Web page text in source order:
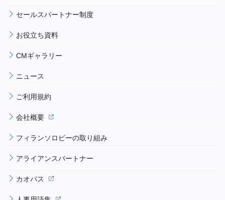
セールスパートナー制度
お役立ち資料
CMギャラリー
ニュース
ご利用規約
会社概要
フィランソロピーの取り組み
アライアンスパートナー
カオパス